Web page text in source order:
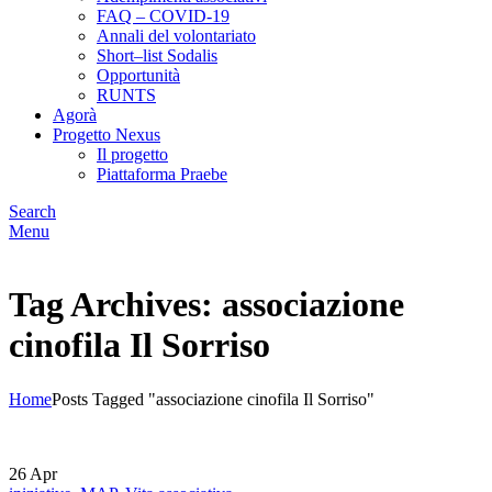
FAQ – COVID-19
Annali del volontariato
Short–list Sodalis
Opportunità
RUNTS
Agorà
Progetto Nexus
Il progetto
Piattaforma Praebe
Search
Menu
Tag Archives: associazione
cinofila Il Sorriso
HomePosts Tagged "associazione cinofila Il Sorriso"
26 Apr